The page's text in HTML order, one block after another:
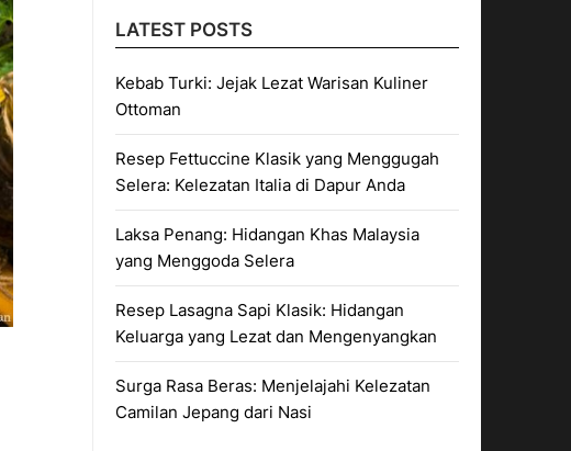
LATEST POSTS
Kebab Turki: Jejak Lezat Warisan Kuliner
Ottoman
Resep Fettuccine Klasik yang Menggugah
Selera: Kelezatan Italia di Dapur Anda
Laksa Penang: Hidangan Khas Malaysia
yang Menggoda Selera
Resep Lasagna Sapi Klasik: Hidangan
Keluarga yang Lezat dan Mengenyangkan
Surga Rasa Beras: Menjelajahi Kelezatan
Camilan Jepang dari Nasi